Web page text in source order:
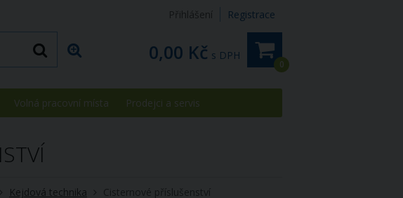
Přihlášení Registrace
0
0,00 Kč s DPH
Volná pracovní místa Prodejci a servis
Kejdová technika Cisternové příslušenství